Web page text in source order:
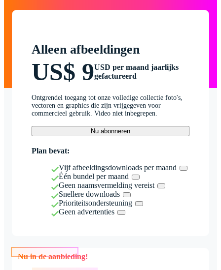
Alleen afbeeldingen
US$ 9USD per maand jaarlijks
gefactureerd
Ontgrendel toegang tot onze volledige collectie foto's,
vectoren en graphics die zijn vrijgegeven voor
commercieel gebruik. Video niet inbegrepen.
Nu abonneren
Plan bevat:
Vijf afbeeldingsdownloads per maand
Één bundel per maand
Geen naamsvermelding vereist
Snellere downloads
Prioriteitsondersteuning
Geen advertenties
Nu in de aanbieding!